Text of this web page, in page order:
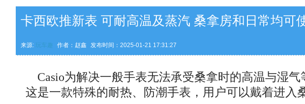
卡西欧推新表 可耐高温及蒸汽 桑拿房和日常均可
来源: 玩车趣 作者：赵鑫 发布时间：2025-01-21 17:31:27
Casio为解决一般手表无法承受桑拿时的高温与湿气
这是一款特殊的耐热、防潮手表，用户可以戴着进入